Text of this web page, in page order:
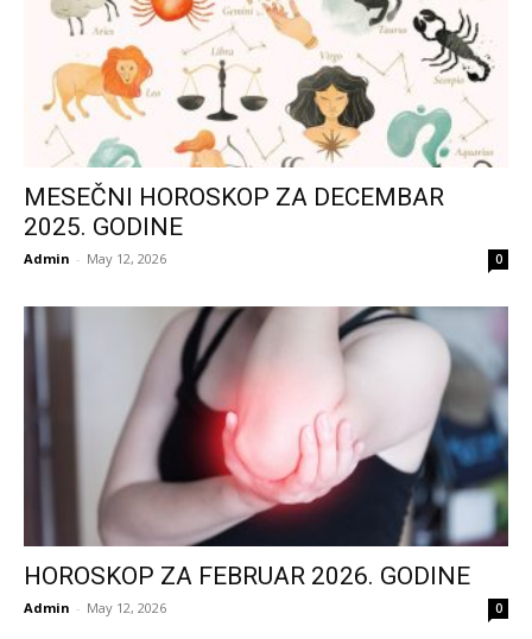
MESEČNI HOROSKOP ZA DECEMBAR
2025. GODINE
Admin - May 12, 2026 0
HOROSKOP ZA FEBRUAR 2026. GODINE
Admin - May 12, 2026 0